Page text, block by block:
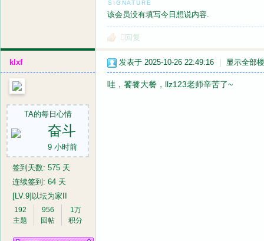
该会员没有填写今日想说内容.
回复
klxf
TA的每日心情
奋斗
9 小时前
签到天数: 575 天
连续签到: 64 天
[LV.9]以坛为家II
192
主题
956
回帖
1万
积分
发表于 2025-10-26 22:49:16 显示全部
哇，饕餮大餐，llz123老师辛苦了~